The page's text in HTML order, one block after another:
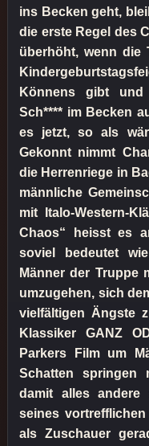
ins Becken geht,
die erste Regel des
überhöht, wenn die
Könnens gibt
Sch**** im Becken
es jetzt, so als
Gekonnt nimmt
die Herrenriege in
männliche
mit Italo-Western-
Chaos“ heisst es
soviel bedeutet
Männer der Truppe
umzugehen, sich
vielfältigen Ängste
Klassiker GANZ
Parkers Film um
Schatten springen
damit alles andere
seines
als Zuschauer